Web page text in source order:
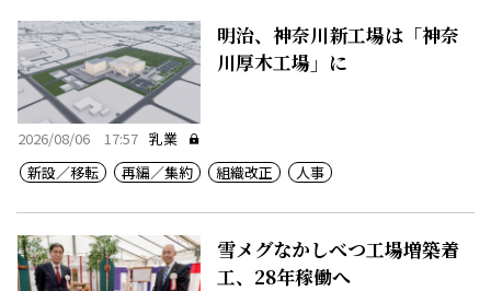
明治、神奈川新工場は「神奈
川厚木工場」に
2026/08/06 17:57 乳業
新設／移転
再編／集約 組織改正 人事
雪メグなかしべつ工場増築着
工、28年稼働へ